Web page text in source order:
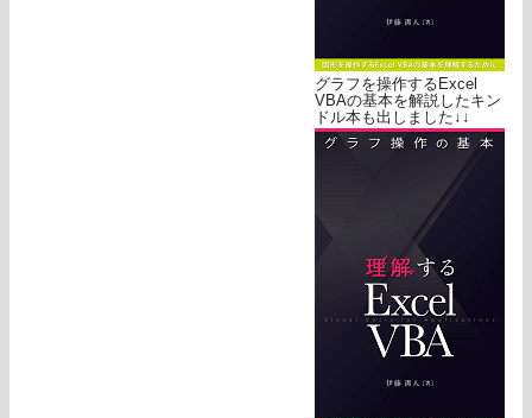
グラフを操作するExcel
VBAの基本を解説したキン
ドル本も出しました↓↓